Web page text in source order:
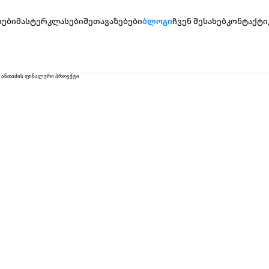
მასტერკლასებიშეთავაზებებიბლოგიჩვენ შესახებკონტაქტი